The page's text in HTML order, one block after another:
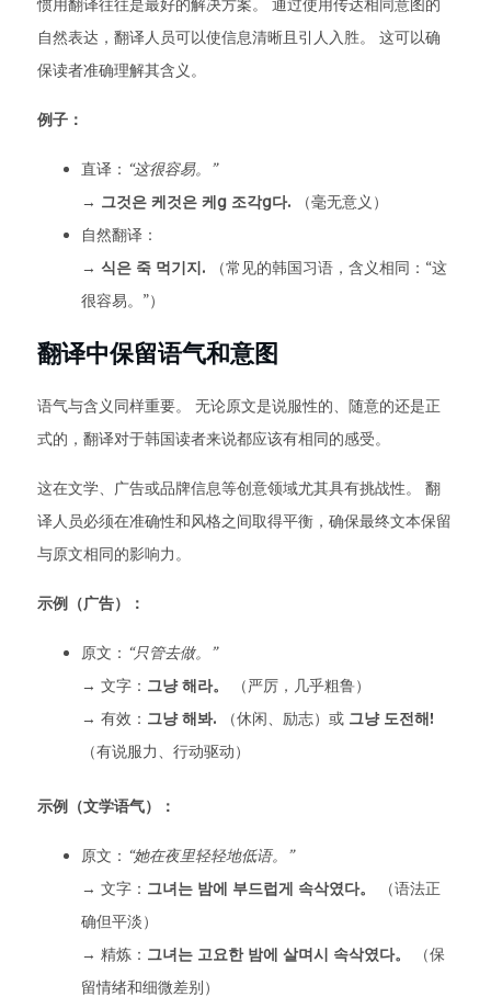
惯用翻译往往是最好的解决方案。 通过使用传达相同意图的
自然表达，翻译人员可以使信息清晰且引人入胜。 这可以确
保读者准确理解其含义。
例子：
直译： “这很容易。”
→ 그것은 케것은 케ց 조각ց다. （毫无意义）
自然翻译：
→ 식은 죽 먹기지. （常见的韩国习语，含义相同：“这
很容易。”）
翻译中保留语气和意图
语气与含义同样重要。 无论原文是说服性的、随意的还是正
式的，翻译对于韩国读者来说都应该有相同的感受。
这在文学、广告或品牌信息等创意领域尤其具有挑战性。 翻
译人员必须在准确性和风格之间取得平衡，确保最终文本保留
与原文相同的影响力。
示例（广告）：
原文： “只管去做。”
→ 文字： 그냥 해라。
（严厉，几乎粗鲁）
→ 有效： 그냥 해봐. （休闲、励志）或 그냥 도전해!
（有说服力、行动驱动）
示例（文学语气）：
原文： “她在夜里轻轻地低语。”
→ 文字： 그녀는 밤에 부드럽게 속삭였다。
（语法正
确但平淡）
→ 精炼： 그녀는 고요한 밤에 살며시 속삭였다。
（保
留情绪和细微差别）